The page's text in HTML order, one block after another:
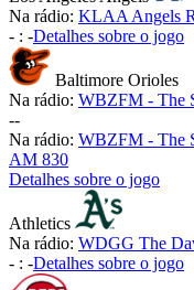
Na rádio: KLAA Angels
- : -Detalhes sobre o jogo
Baltimore Orioles
Na rádio: WBZFM - The
--
Na rádio: WBZFM - The
AM 830
Detalhes sobre o jogo
Athletics
Na rádio: WDGG The
- : -Detalhes sobre o jogo